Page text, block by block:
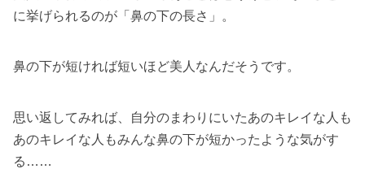
に挙げられるのが「鼻の下の長さ」。
鼻の下が短ければ短いほど美人なんだそうです。
思い返してみれば、自分のまわりにいたあのキレイな人も
あのキレイな人もみんな鼻の下が短かったような気がす
る……